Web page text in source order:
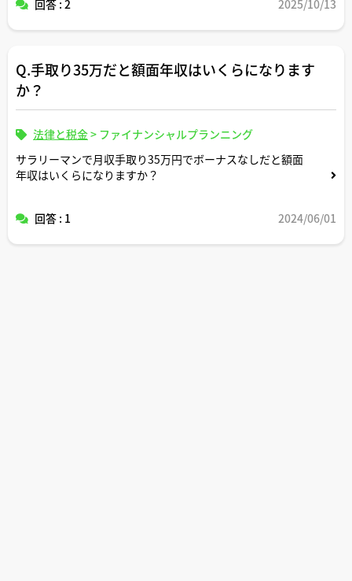
回答 : 2 2025/10/13
Q.手取り35万だと額面年収はいくらになります
か？
法律と税金> ファイナンシャルプランニング
サラリーマンで月収手取り35万円でボーナスなしだと額面
年収はいくらになりますか？
回答 : 1 2024/06/01